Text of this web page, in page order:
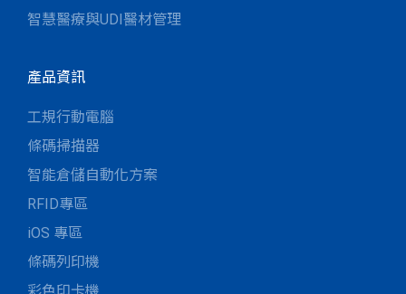
智慧醫療與UDI醫材管理
產品資訊
工規行動電腦
條碼掃描器
智能倉儲自動化方案
RFID專區
iOS 專區
條碼列印機